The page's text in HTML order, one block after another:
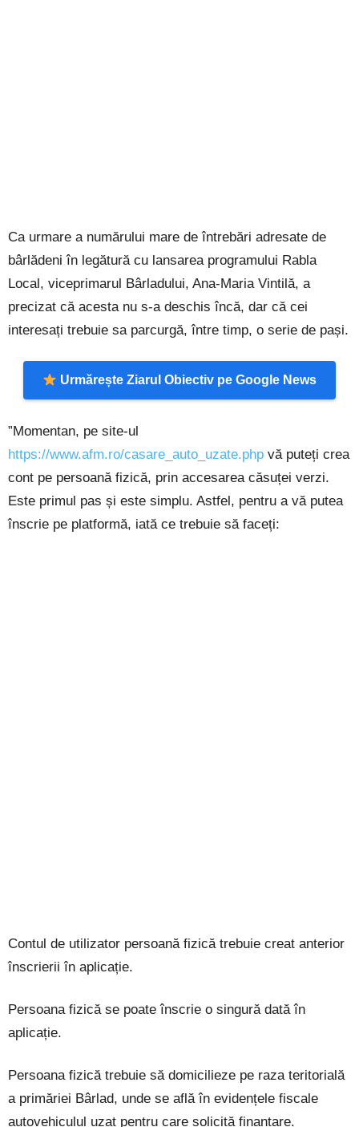
Ca urmare a numărului mare de întrebări adresate de
bârlădeni în legătură cu lansarea programului Rabla
Local, viceprimarul Bârladului, Ana-Maria Vintilă, a
precizat că acesta nu s-a deschis încă, dar că cei
interesați trebuie sa parcurgă, între timp, o serie de pași.
Urmărește Ziarul Obiectiv pe Google News
”Momentan, pe site-ul
https://www.afm.ro/casare_auto_uzate.php vă puteți crea
cont pe persoană fizică, prin accesarea căsuței verzi.
Este primul pas și este simplu. Astfel, pentru a vă putea
înscrie pe platformă, iată ce trebuie să faceți:
Contul de utilizator persoană fizică trebuie creat anterior
înscrierii în aplicație.
Persoana fizică se poate înscrie o singură dată în
aplicație.
Persoana fizică trebuie să domicilieze pe raza teritorială
a primăriei Bârlad, unde se află în evidențele fiscale
autovehiculul uzat pentru care solicită finanțare.